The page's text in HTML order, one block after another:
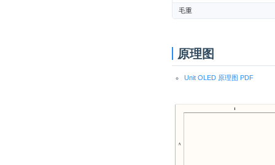
毛重
原理图
Unit OLED 原理图 PDF